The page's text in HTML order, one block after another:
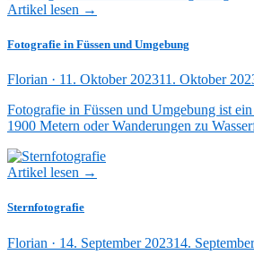
Artikel lesen →
Fotografie in Füssen und Umgebung
Florian · Veröffentlicht
11. Oktober 202311. Oktober
Fotografie in Füssen und Umgebung ist
1900 Metern oder Wanderungen zu
Artikel lesen →
Sternfotografie
Florian · Veröffentlicht
14. September 202314.